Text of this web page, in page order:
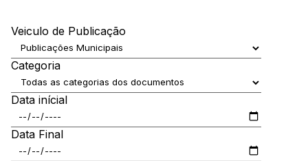
Veiculo de Publicação
Categoria
Data inícial
Data Final